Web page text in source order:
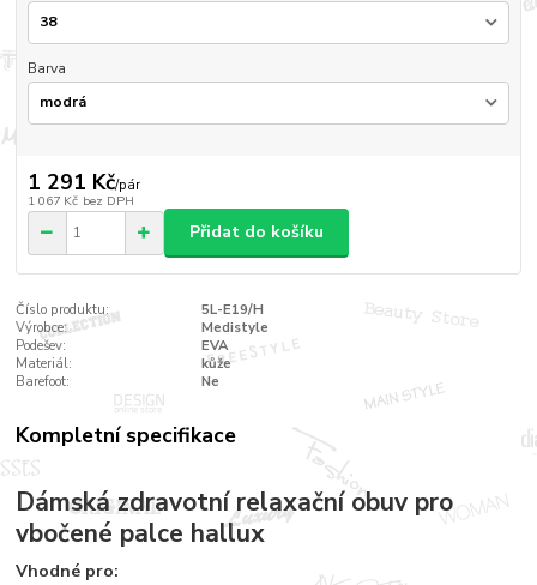
Barva
1 291 Kč/pár
1 067 Kč bez DPH
Přidat do košíku
Číslo produktu:
5L-E19/H
Výrobce:
Medistyle
Podešev:
EVA
Materiál:
kůže
Barefoot:
Ne
Kompletní specifikace
Dámská zdravotní relaxační obuv pro
vbočené palce hallux
Vhodné pro: